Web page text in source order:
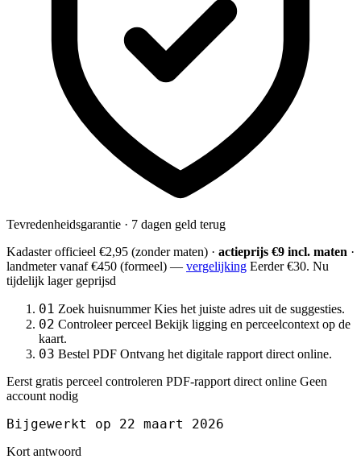
Tevredenheidsgarantie · 7 dagen geld terug
Kadaster officieel €2,95 (zonder maten) · actieprijs €9 incl. maten ·
landmetervanaf €450 (formeel) — vergelijking Eerder €30. Nu
tijdelijk lager geprijsd
01 Zoek huisnummer Kies het juiste adres uit de suggesties.
02 Controleer perceel Bekijk ligging en perceelcontext op de
kaart.
03 Bestel PDF Ontvang het digitale rapport direct online.
Eerst gratis perceel controleren PDF-rapport direct online Geen
account nodig
Bijgewerkt op 22 maart 2026
Kort antwoord